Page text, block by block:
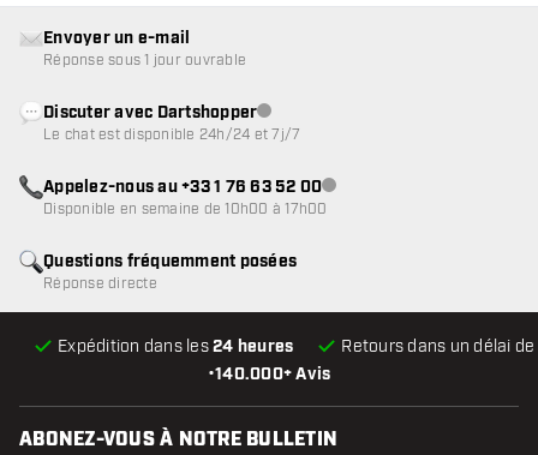
•140.000+ Avis
Expédition dans les24 heures Retours dans un délai de
Questions fréquemment posées
Réponse directe
Envoyer un e-mail
Réponse sous 1 jour ouvrable
Discuter avec DartshopperService client indisponible
Le chat est disponible 24h/24 et 7j/7
Appelez-nous au +33 1 76 63 52 00Service client indisponible
Disponible en semaine de 10h00 à 17h00
ABONEZ-VOUS À NOTRE BULLETIN